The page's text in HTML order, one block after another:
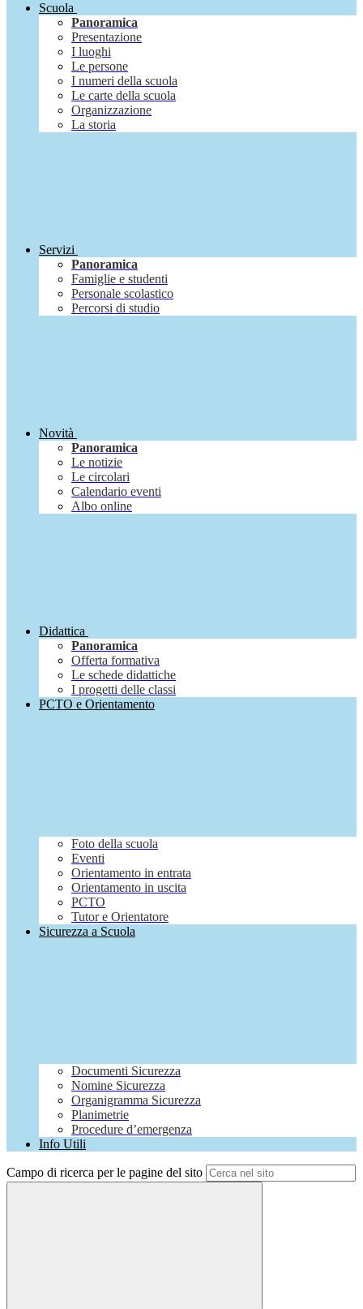
Scuola
Panoramica
Presentazione
I luoghi
Le persone
I numeri della scuola
Le carte della scuola
Organizzazione
La storia
Servizi
Panoramica
Famiglie e studenti
Personale scolastico
Percorsi di studio
Novità
Panoramica
Le notizie
Le circolari
Calendario eventi
Albo online
Didattica
Panoramica
Offerta formativa
Le schede didattiche
I progetti delle classi
PCTO e Orientamento
Foto della scuola
Eventi
Orientamento in entrata
Orientamento in uscita
PCTO
Tutor e Orientatore
Sicurezza a Scuola
Documenti Sicurezza
Nomine Sicurezza
Organigramma Sicurezza
Planimetrie
Procedure d’emergenza
Info Utili
Campo di ricerca per le pagine del sito